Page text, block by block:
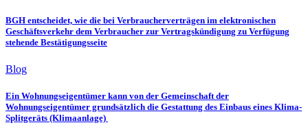
BGH entscheidet, wie die bei Verbraucherverträgen im elektronischen
Geschäftsverkehr dem Verbraucher zur Vertragskündigung zu Verfügung
stehende Bestätigungsseite
Blog
Ein Wohnungseigentümer kann von der Gemeinschaft der
Wohnungseigentümer grundsätzlich die Gestattung des Einbaus eines Klima-
Splitgeräts (Klimaanlage)